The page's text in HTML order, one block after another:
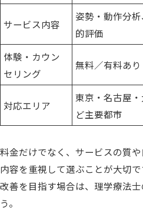
サービス内容
姿勢・動作分
的評価
体験・カウン
セリング
無料／有料あり
対応エリア
東京・名古屋
ど主要都市
料金だけでなく、サービスの質
内容を重視して選ぶことが大切
改善を目指す場合は、理学療法
う。